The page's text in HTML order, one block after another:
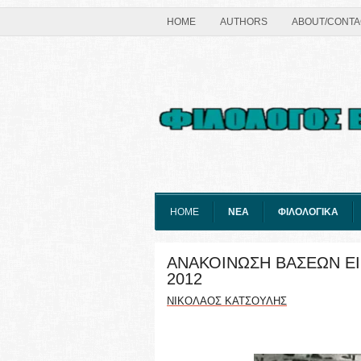
HOME AUTHORS ABOUT/
HOME ΝΕΑ ΦΙΛΟΛΟΓΙΚΑ
ΑΝΑΚΟΙΝΩΣΗ ΒΑΣΕΩΝ
2012
ΝΙΚΟΛΑΟΣ ΚΑΤΣΟΥΛΗΣ